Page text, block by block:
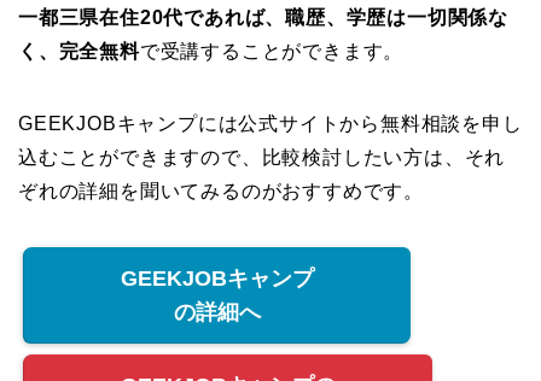
一都三県在住20代であれば、職歴、学歴は一切関係な
く、完全無料で受講することができます。
GEEKJOBキャンプには公式サイトから無料相談を申し
込むことができますので、比較検討したい方は、それ
ぞれの詳細を聞いてみるのがおすすめです。
GEEKJOBキャンプ
の詳細へ